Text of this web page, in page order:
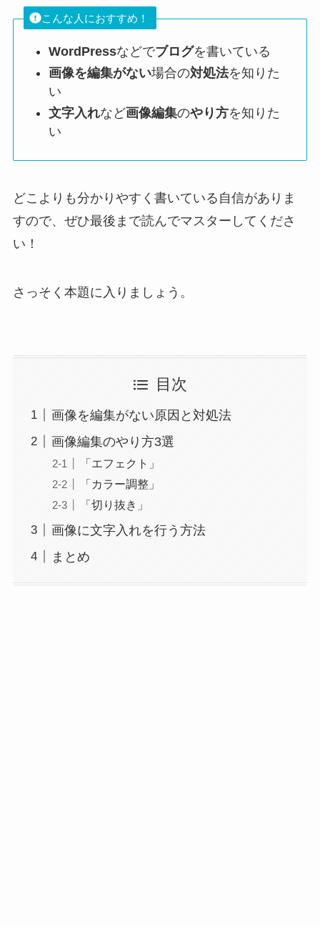
こんな人におすすめ！
WordPressなどでブログを書いている
画像を編集がない場合の対処法を知りた
い
文字入れなど画像編集のやり方を知りた
い
どこよりも分かりやすく書いている自信がありま
すので、ぜひ最後まで読んでマスターしてくださ
い！
さっそく本題に入りましょう。
目次
画像を編集がない原因と対処法
画像編集のやり方3選
「エフェクト」
「カラー調整」
「切り抜き」
画像に文字入れを行う方法
まとめ